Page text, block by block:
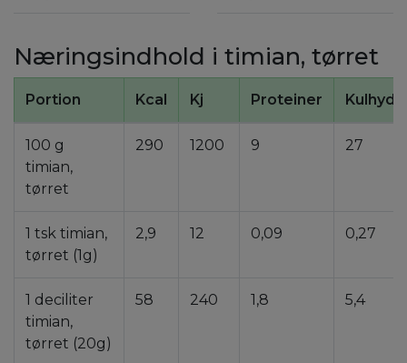
Næringsindhold i timian, tørret
Portion Kcal Kj Proteiner
100 g
timian,
tørret
290 1200 9 27
1 tsk timian,
tørret (1g)
2,9 12 0,09 0,27
1 deciliter
timian,
tørret (20g)
58 240 1,8 5,4